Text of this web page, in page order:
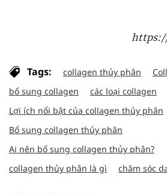
Tags: collagen thủy phân
bổ sung collagen
các loại collagen
Lợi ích nổi bật của collagen thủy phân
Bổ sung collagen thủy phân
Ai nên bổ sung collagen thủy phân?
collagen thủy phân là gì
chăm sóc